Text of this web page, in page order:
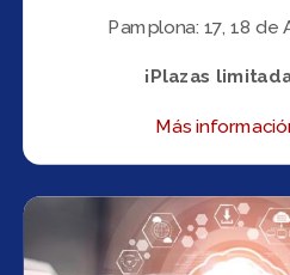
Pamplona: 17, 18 de
¡Plazas
Más